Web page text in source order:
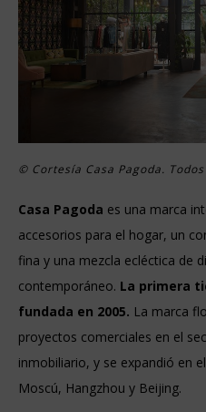
© Cortesía Casa Pagoda.
Casa Pagoda es una marca
accesorios para el hogar, un
fina y una mezcla ecléctica de
contemporáneo. La primera
fundada en 2005. La marca
proyectos comerciales en el
inmobiliario, y se expandió en
Moscú, Hangzhou y Beijing.